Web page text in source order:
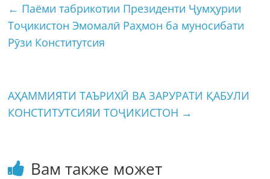
← Паёми табрикотии Президенти Ҷумҳурии
Тоҷикистон Эмомалӣ Раҳмон ба муносибати
Рӯзи Конститутсия
АҲАММИЯТИ ТАЪРИХӢ ВА ЗАРУРАТИ ҚАБУЛИ
КОНСТИТУТСИЯИ ТОҶИКИСТОН →
Вам также может